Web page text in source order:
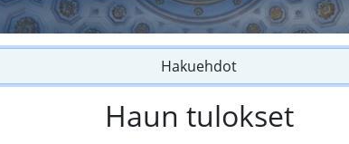
Hakuehdot
Haun tulokset